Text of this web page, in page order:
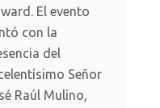
El evento
con la
del
Señor
Raúl Mulino,